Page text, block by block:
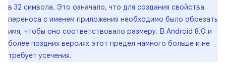
в 32 символа. Это означало, что для создания свойства
переноса с именем приложения необходимо было обрезать
имя, чтобы оно соответствовало размеру. В Android 8.0 и
более поздних версиях этот предел намного больше и не
требует усечения.